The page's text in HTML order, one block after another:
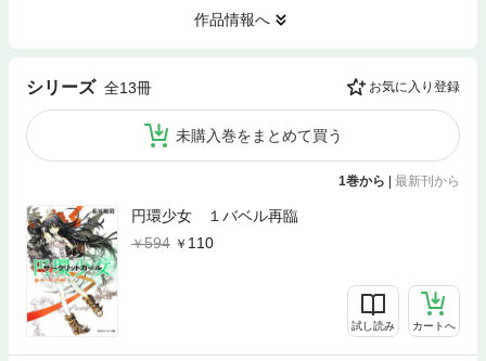
作品情報へ
シリーズ 全13冊 お気に入り登録
未購入巻をまとめて買う
1巻から 最新刊から
円環少女 １バベル再臨
594
110
試し読み カートへ